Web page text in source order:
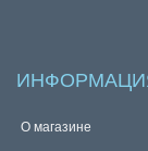
О магазине